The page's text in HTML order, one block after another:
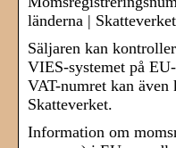
länderna | Skatteverket
Säljaren kan
VIES-systemet på
VAT-numret kan
Skatteverket.
Information om